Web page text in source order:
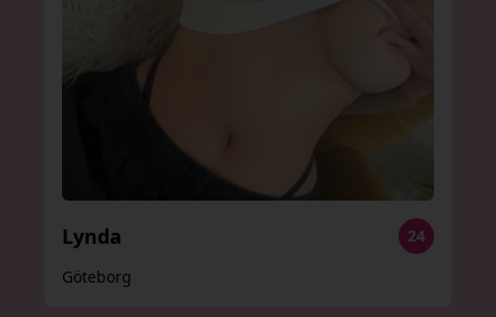
Lynda
24
Göteborg